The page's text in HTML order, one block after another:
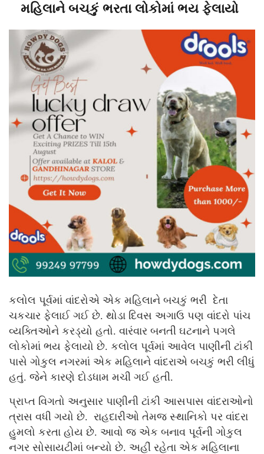
મહિલાને બચકું ભરતા લોકોમાં ભય ફેલાયો
કલોલ પૂર્વમાં વાંદરોએ એક મહિલાને બચકું ભરી દેતા
ચકચાર ફેલાઈ ગઈ છે. થોડા દિવસ અગાઉ પણ વાંદરો પાંચ
વ્યક્તિઓને કરડ્યો હતો. વારંવાર બનતી ઘટનાને પગલે
લોકોમાં ભય ફેલાયો છે. કલોલ પૂર્વમાં આવેલ પાણીની ટાંકી
પાસે ગોકુલ નગરમાં એક મહિલાને વાંદરાએ બચકું ભરી લીધું
હતું. જેને કારણે દોડધામ મચી ગઈ હતી.
પ્રાપ્ત વિગતો અનુસાર પાણીની ટાંકી આસપાસ વાંદરાઓનો
ત્રાસ વધી ગયો છે. રાહદારીઓ તેમજ સ્થાનિકો પર વાંદરા
હુમલો કરતા હોય છે. આવો જ એક બનાવ પૂર્વની ગોકુલ
નગર સોસાયટીમાં બન્યો છે. અહીં રહેતા એક મહિલાના